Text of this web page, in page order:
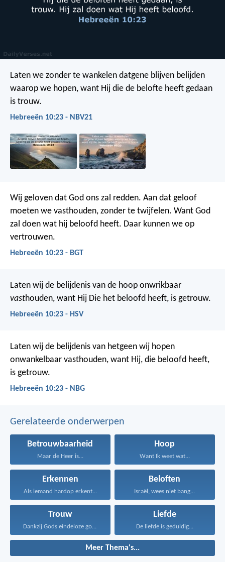
Laten we zonder te wankelen datgene blijven belijden
waarop we hopen, want Hij die de belofte heeft gedaan
is trouw.
Hebreeën 10:23 - NBV21
Wij geloven dat God ons zal redden. Aan dat geloof
moeten we vasthouden, zonder te twijfelen. Want God
zal doen wat hij beloofd heeft. Daar kunnen we op
vertrouwen.
Hebreeën 10:23 - BGT
Laten wij de belijdenis van de hoop onwrikbaar
vasthouden, want Hij Die het beloofd heeft, is getrouw.
Hebreeën 10:23 - HSV
Laten wij de belijdenis van hetgeen wij hopen
onwankelbaar vasthouden, want Hij, die beloofd heeft,
is getrouw.
Hebreeën 10:23 - NBG
Gerelateerde onderwerpen
Betrouwbaarheid
Maar de Heer is...
Hoop
Want Ik weet wat...
Erkennen
Als iemand hardop erkent...
Beloften
Israël, wees niet bang...
Trouw
Dankzij Gods eindeloze goedheid...
Liefde
De liefde is geduldig...
Meer Thema's...